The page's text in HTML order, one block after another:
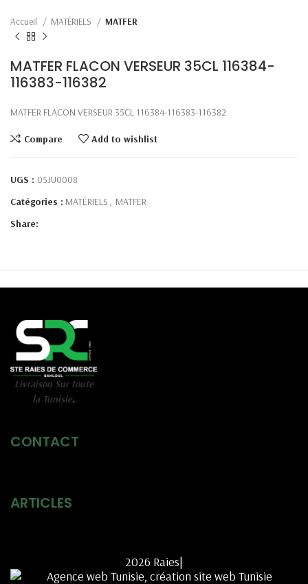
Accueil MATÉRIELS MATFER
MATFER FLACON VERSEUR 35CL 116384-
116383-116382
MATFER FLACON VERSEUR 35CL 116384-116383-116382
Compare Add to wishlist
UGS : 05JU0008
Catégories : MATÉRIELS , MATFER
Share:
Livraison Sur toute
la Tunisie.
CONTACT
ARTICLES
2026 Raies|